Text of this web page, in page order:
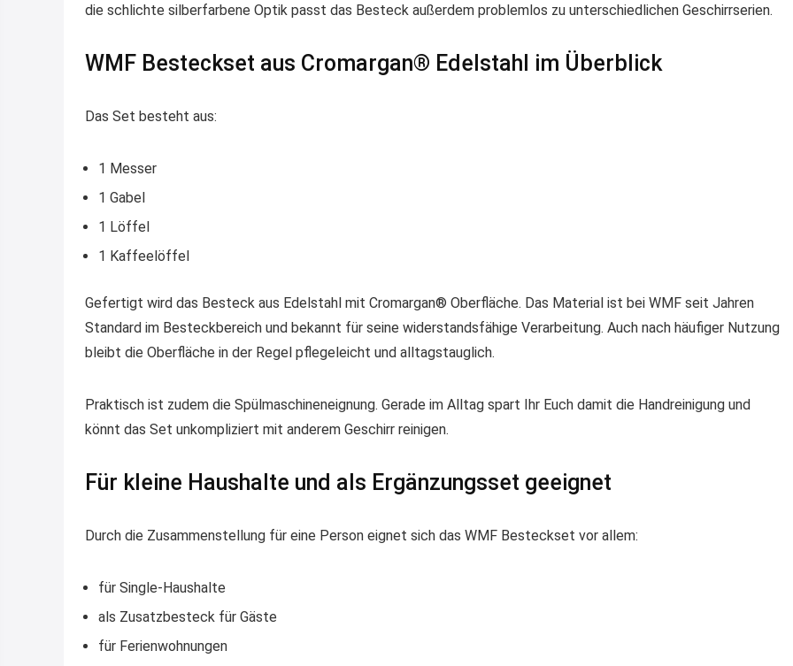
die schlichte silberfarbene Optik passt das Besteck außerdem problemlos zu unterschiedlichen Geschirrserien.
WMF Besteckset aus Cromargan® Edelstahl im Überblick
Das Set besteht aus:
1 Messer
1 Gabel
1 Löffel
1 Kaffeelöffel
Gefertigt wird das Besteck aus Edelstahl mit Cromargan® Oberfläche. Das Material ist bei WMF seit Jahren
Standard im Besteckbereich und bekannt für seine widerstandsfähige Verarbeitung. Auch nach häufiger Nutzung
bleibt die Oberfläche in der Regel pflegeleicht und alltagstauglich.
Praktisch ist zudem die Spülmaschineneignung. Gerade im Alltag spart Ihr Euch damit die Handreinigung und
könnt das Set unkompliziert mit anderem Geschirr reinigen.
Für kleine Haushalte und als Ergänzungsset geeignet
Durch die Zusammenstellung für eine Person eignet sich das WMF Besteckset vor allem:
für Single-Haushalte
als Zusatzbesteck für Gäste
für Ferienwohnungen